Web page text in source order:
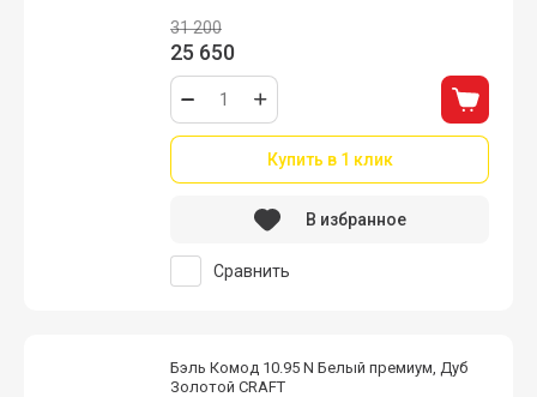
31 200
25 650
Купить в 1 клик
Сравнить
В избранное
Бэль Комод 10.95 N Белый премиум, Дуб
Золотой CRAFT